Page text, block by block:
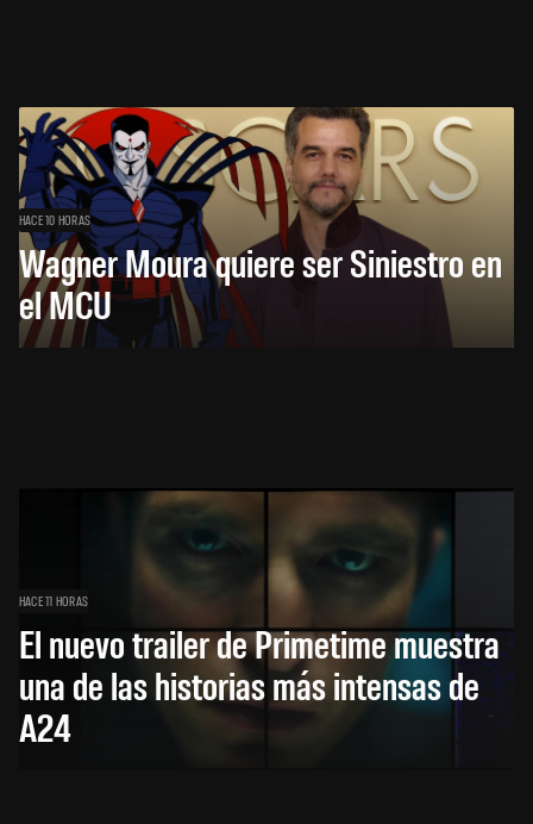
HACE 10 HORAS
Wagner Moura quiere ser Siniestro en
el MCU
HACE 11 HORAS
El nuevo trailer de Primetime muestra
una de las historias más intensas de
A24